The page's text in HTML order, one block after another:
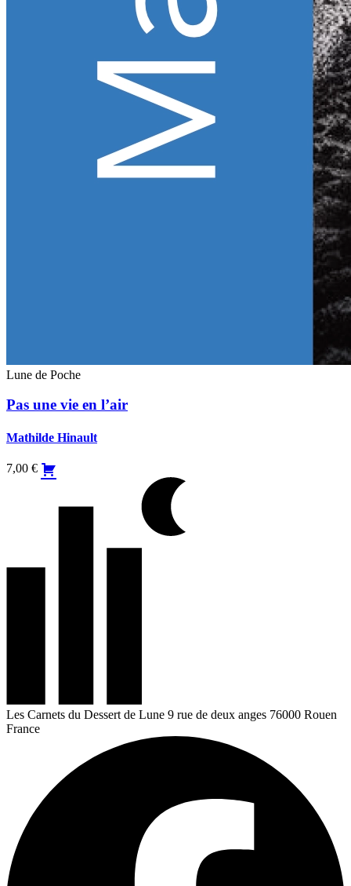
Lune de Poche
Pas une vie en l’air
Mathilde Hinault
7,00 €
Les Carnets du Dessert de Lune 9 rue de deux anges 76000 Rouen
France